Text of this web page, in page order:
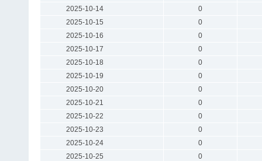
2025-10-14
0
2025-10-15
0
2025-10-16
0
2025-10-17
0
2025-10-18
0
2025-10-19
0
2025-10-20
0
2025-10-21
0
2025-10-22
0
2025-10-23
0
2025-10-24
0
2025-10-25
0